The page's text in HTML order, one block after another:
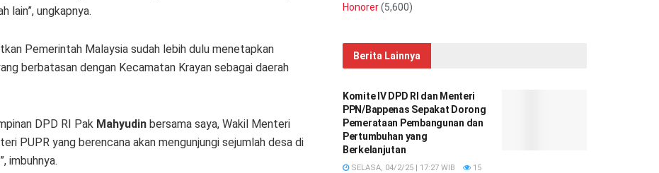
lain”, ungkapnya.
Pemerintah Malaysia sudah lebih dulu menetapkan
berbatasan dengan Kecamatan Krayan sebagai daerah
DPD RI Pak Mahyudin bersama saya, Wakil Menteri
PUPR yang berencana akan mengunjungi sejumlah desa di
imbuhnya.
Honorer(5,600)
Berita Lainnya
Komite IV DPD RI dan Menteri
PPN/Bappenas Sepakat Dorong
Pemerataan Pembangunan dan
Pertumbuhan yang
Berkelanjutan
SELASA, 04/2/25 | 17:27 WIB 15